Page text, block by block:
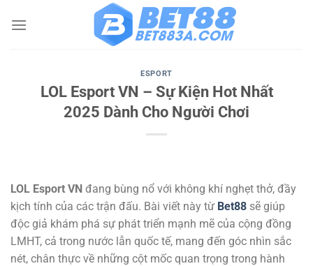
qua
ESPORT
LOL Esport VN – Sự Kiện Hot Nhất
2025 Dành Cho Người Chơi
LOL Esport VN đang bùng nổ với không khí nghẹt thở, đầy
kịch tính của các trận đấu. Bài viết này từ Bet88 sẽ giúp
độc giả khám phá sự phát triển mạnh mẽ của cộng đồng
LMHT, cả trong nước lẫn quốc tế, mang đến góc nhìn sắc
nét, chân thực về những cột mốc quan trọng trong hành